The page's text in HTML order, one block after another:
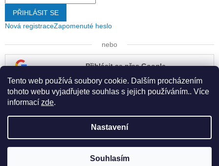
Tento web používá soubory cookie. Dalším procházením
tohoto webu vyjadřujete souhlas s jejich používáním.. Více
informací zde.
Nastavení
Souhlasím
PŘIHLÁSIT SE
Nová registraceZapomenuté heslo
nebo
Přihlásit se přes Google
Přihlásit se přes Seznam
Vytvořil Shoptet
Kapona s.r.o.. Všechna práva vyhrazena.